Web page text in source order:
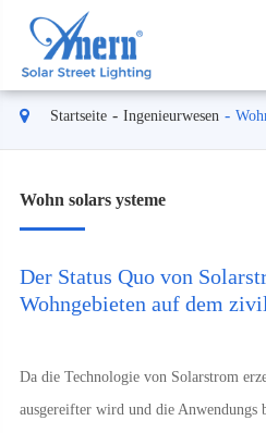
Startseite Ingenieurwesen
Wohn solars ysteme
Der Status Quo von
Wohngebieten auf dem
Da die Technologie von Solarstrom
ausgereifter wird und die Anwendungs